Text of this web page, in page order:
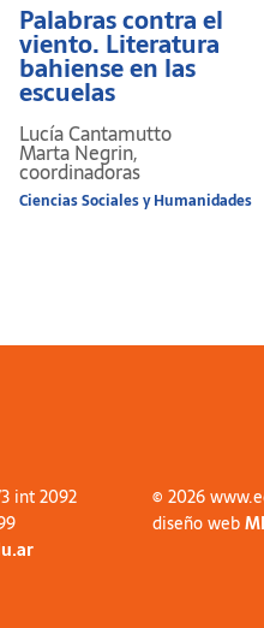
Palabras contra el
viento. Literatura
bahiense en las
escuelas
Lucía Cantamutto
Marta Negrin,
coordinadoras
Ciencias Sociales y Humanidades
int 2092
© 2026
diseño web